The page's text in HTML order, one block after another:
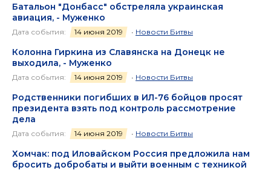
Батальон "Донбасс" обстреляла украинская
авиация, - Муженко
Дата события: 14 июня 2019 • Новости Битвы
Колонна Гиркина из Славянска на Донецк не
выходила, - Муженко
Дата события: 14 июня 2019 • Новости Битвы
Родственники погибших в ИЛ-76 бойцов просят
президента взять под контроль рассмотрение
дела
Дата события: 14 июня 2019 • Новости Битвы
Хомчак: под Иловайском Россия предложила нам
бросить добробаты и выйти военным с техникой